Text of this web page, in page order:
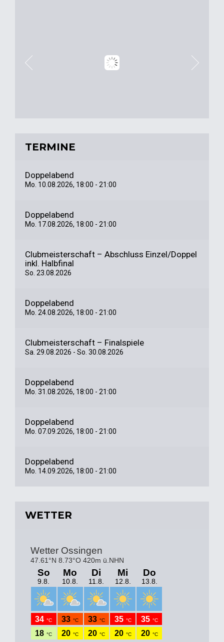
TERMINE
Doppelabend
Mo. 10.08.2026, 18:00 - 21:00
Doppelabend
Mo. 17.08.2026, 18:00 - 21:00
Clubmeisterschaft – Abschluss Einzel/Doppel
inkl. Halbfinal
So. 23.08.2026
Doppelabend
Mo. 24.08.2026, 18:00 - 21:00
Clubmeisterschaft – Finalspiele
Sa. 29.08.2026 - So. 30.08.2026
Doppelabend
Mo. 31.08.2026, 18:00 - 21:00
Doppelabend
Mo. 07.09.2026, 18:00 - 21:00
Doppelabend
Mo. 14.09.2026, 18:00 - 21:00
WETTER